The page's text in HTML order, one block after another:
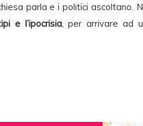
parla e i politici ascoltano.
e l’ipocrisia, per arrivare ad